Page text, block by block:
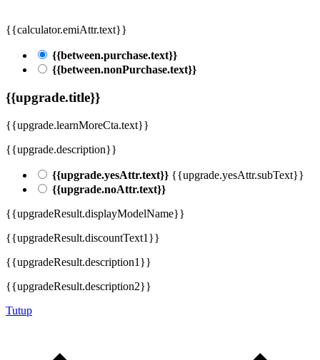
{{calculator.emiAttr.text}}
{{between.purchase.text}}
{{between.nonPurchase.text}}
{{upgrade.title}}
{{upgrade.learnMoreCta.text}}
{{upgrade.description}}
{{upgrade.yesAttr.text}} {{upgrade.yesAttr.subText}}
{{upgrade.noAttr.text}}
{{upgradeResult.displayModelName}}
{{upgradeResult.discountText1}}
{{upgradeResult.description1}}
{{upgradeResult.description2}}
Tutup